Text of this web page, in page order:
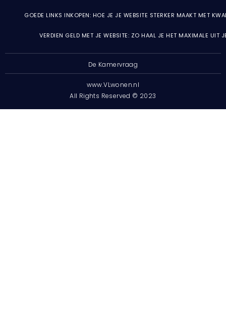
GOEDE LINKS INKOPEN: HOE JE JE WEBSITE STERKER MAAKT MET
VERDIEN GELD MET JE WEBSITE: ZO HAAL JE HET MAXIMALE UIT
De Kamervraag
www.VLwonen.nl
All Rights Reserved © 2023